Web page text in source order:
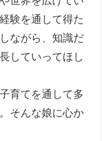
験を通して得た
ながら、知識だ
していってほし
育てを通して多
そんな娘に心か